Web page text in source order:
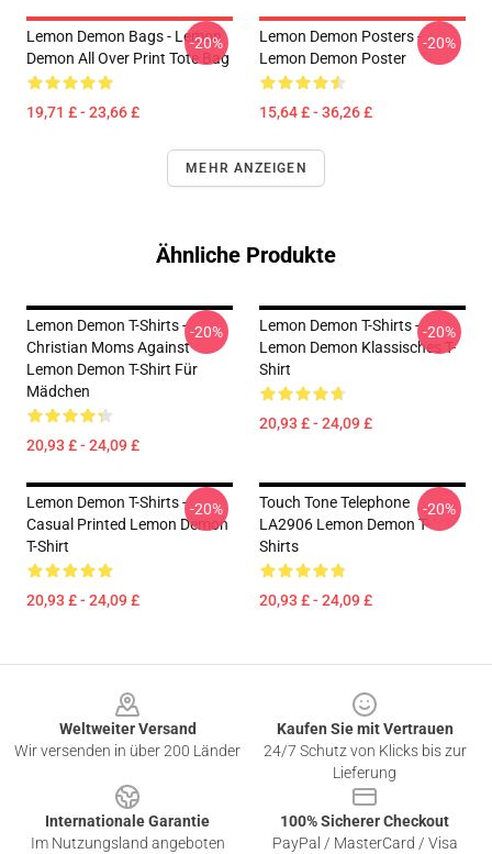
Lemon Demon Bags - Lemon
Demon All Over Print Tote Bag
19,71 £ - 23,66 £
-20%
Lemon Demon Posters -
Lemon Demon Poster
15,64 £ - 36,26 £
-20%
MEHR ANZEIGEN
Ähnliche Produkte
Lemon Demon T-Shirts -
Christian Moms Against
Lemon Demon T-Shirt Für
Mädchen
20,93 £ - 24,09 £
-20%
Lemon Demon T-Shirts -
Lemon Demon Klassisches T-
Shirt
20,93 £ - 24,09 £
-20%
Lemon Demon T-Shirts -
Casual Printed Lemon Demon
T-Shirt
20,93 £ - 24,09 £
-20%
Touch Tone Telephone
LA2906 Lemon Demon T-
Shirts
20,93 £ - 24,09 £
-20%
Weltweiter Versand
Wir versenden in über 200 Länder
Kaufen Sie mit Vertrauen
24/7 Schutz von Klicks bis zur
Lieferung
Internationale Garantie
Im Nutzungsland angeboten
100% Sicherer Checkout
PayPal / MasterCard / Visa